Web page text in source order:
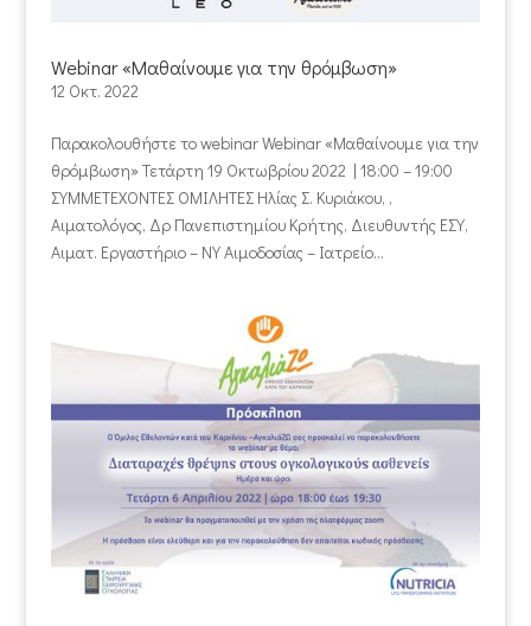
Webinar «Μαθαίνουμε για την θρόμβωση»
12 Οκτ. 2022
Παρακολουθήστε το webinar Webinar «Μαθαίνουμε για την
θρόμβωση» Τετάρτη 19 Οκτωβρίου 2022 | 18:00 – 19:00
ΣΥΜΜΕΤΕΧΟΝΤΕΣ ΟΜΙΛΗΤΕΣ Ηλίας Σ. Κυριάκου, ,
Αιματολόγος, Δρ Πανεπιστημίου Κρήτης, Διευθυντής ΕΣΥ,
Αιματ. Εργαστήριο – ΝΥ Αιμοδοσίας – Ιατρείο...